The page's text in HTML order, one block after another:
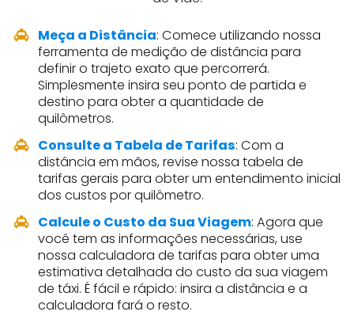
Meça a Distância: Comece utilizando nossa
ferramenta de medição de distância para
definir o trajeto exato que percorrerá.
Simplesmente insira seu ponto de partida e
destino para obter a quantidade de
quilômetros.
Consulte a Tabela de Tarifas: Com a
distância em mãos, revise nossa tabela de
tarifas gerais para obter um entendimento inicial
dos custos por quilômetro.
Calcule o Custo da Sua Viagem: Agora que
você tem as informações necessárias, use
nossa calculadora de tarifas para obter uma
estimativa detalhada do custo da sua viagem
de táxi. É fácil e rápido: insira a distância e a
calculadora fará o resto.